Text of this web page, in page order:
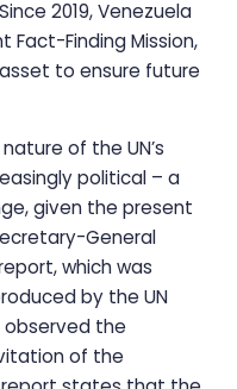
2019, Venezuela
Fact-Finding Mission,
to ensure future
of the UN’s
political – a
given the present
General
which was
by the UN
observed the
of the